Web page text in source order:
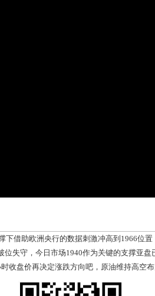
借助欧洲央行的数据刺激冲高到1966位置
位失守，今日市场1940作为关键的支撑亚
收盘价再决定涨跌方向吧，原油维持高空